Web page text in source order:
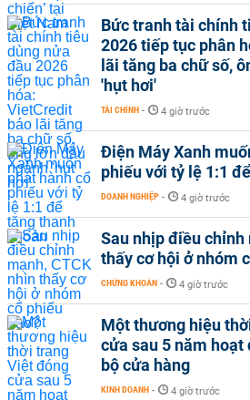
Bức tranh tài chính
2026 tiếp tục phân
lãi tăng ba chữ số,
'hụt hơi'
TÀI CHÍNH - 4 giờ trước
Điện Máy Xanh
phiếu với tỷ lệ 1:1
DOANH NGHIỆP - 4 giờ trước
Sau nhịp điều chỉnh
thấy cơ hội ở nhóm
CHỨNG KHOÁN - 4 giờ trước
Một thương hiệu
cửa sau 5 năm
bộ cửa hàng
KINH DOANH - 4 giờ trước